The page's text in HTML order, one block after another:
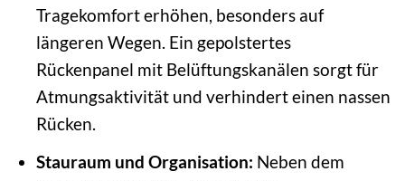
Tragekomfort erhöhen, besonders auf
längeren Wegen. Ein gepolstertes
Rückenpanel mit Belüftungskanälen sorgt für
Atmungsaktivität und verhindert einen nassen
Rücken.
Stauraum und Organisation: Neben dem